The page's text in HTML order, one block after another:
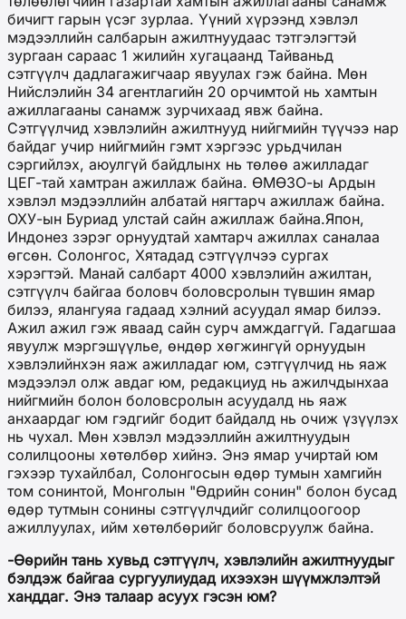
бичигт гарын үсэг зурлаа. Үүний хүрээнд хэвлэл
мэдээллийн салбарын ажилтнуудаас тэтгэлэгтэй
зургаан сараас 1 жилийн хугацаанд Тайваньд
сэтгүүлч дадлагажигчаар явуулах гэж байна. Мөн
Нийслэлийн 34 агентлагийн 20 орчимтой нь хамтын
ажиллагааны санамж зурчихаад явж байна.
Сэтгүүлчид хэвлэлийн ажилтнууд нийгмийн түүчээ нар
байдаг учир нийгмийн гэмт хэргээс урьдчилан
сэргийлэх, аюулгүй байдлынх нь төлөө ажилладаг
ЦЕГ-тай хамтран ажиллаж байна. ӨМӨЗО-ы Ардын
хэвлэл мэдээллийн албатай нягтарч ажиллаж байна.
ОХУ-ын Буриад улстай сайн ажиллаж байна.Япон,
Индонез зэрэг орнуудтай хамтарч ажиллах саналаа
өгсөн. Солонгос, Хятадад сэтгүүлчээ сургах
хэрэгтэй. Манай салбарт 4000 хэвлэлийн ажилтан,
сэтгүүлч байгаа боловч боловсролын түвшин ямар
билээ, ялангуяа гадаад хэлний асуудал ямар билээ.
Ажил ажил гэж яваад сайн сурч амждаггүй. Гадагшаа
явуулж мэргэшүүлье, өндөр хөгжингүй орнуудын
хэвлэлийнхэн яаж ажилладаг юм, сэтгүүлчид нь яаж
мэдээлэл олж авдаг юм, редакциуд нь ажилчдынхаа
нийгмийн болон боловсролын асуудалд нь яаж
анхаардаг юм гэдгийг бодит байдалд нь очиж үзүүлэх
нь чухал. Мөн хэвлэл мэдээллийн ажилтнуудын
солилцооны хөтөлбөр хийнэ. Энэ ямар учиртай юм
гэхээр тухайлбал, Солонгосын өдөр тумын хамгийн
том сонинтой, Монголын "Өдрийн сонин" болон бусад
өдөр тутмын сонины сэтгүүлчдийг солилцоогоор
ажиллуулах, ийм хөтөлбөрийг боловсруулж байна.
-Өөрийн тань хувьд сэтгүүлч, хэвлэлийн ажилтнуудыг
бэлдэж байгаа сургуулиудад ихээхэн шүүмжлэлтэй
ханддаг. Энэ талаар асуух гэсэн юм?